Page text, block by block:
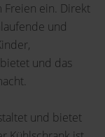
Freien ein. Direkt
und
und das
und bietet